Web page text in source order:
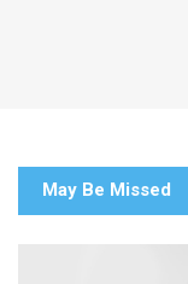
May Be Missed